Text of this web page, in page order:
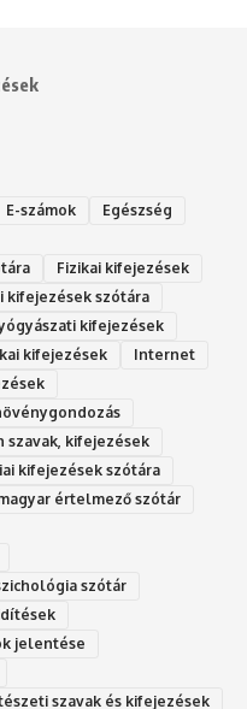
E-számok
Egészség
Fizikai kifejezések
kifejezések szótára
kifejezések
kifejezések
Internet
szavak, kifejezések
kifejezések szótára
értelmező szótár
Ps‮gólohciz‬ia s‮átóz‬r
jelentése
szavak és kifejezések